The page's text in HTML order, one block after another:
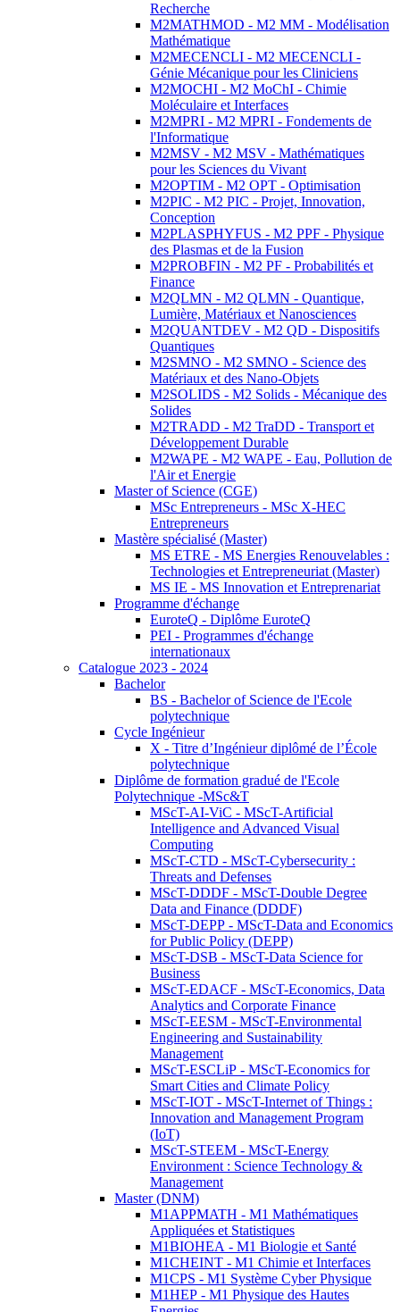
Recherche
M2MATHMOD - M2 MM - Modélisation
Mathématique
M2MECENCLI - M2 MECENCLI -
Génie Mécanique pour les Cliniciens
M2MOCHI - M2 MoChI - Chimie
Moléculaire et Interfaces
M2MPRI - M2 MPRI - Fondements de
l'Informatique
M2MSV - M2 MSV - Mathématiques
pour les Sciences du Vivant
M2OPTIM - M2 OPT - Optimisation
M2PIC - M2 PIC - Projet, Innovation,
Conception
M2PLASPHYFUS - M2 PPF - Physique
des Plasmas et de la Fusion
M2PROBFIN - M2 PF - Probabilités et
Finance
M2QLMN - M2 QLMN - Quantique,
Lumière, Matériaux et Nanosciences
M2QUANTDEV - M2 QD - Dispositifs
Quantiques
M2SMNO - M2 SMNO - Science des
Matériaux et des Nano-Objets
M2SOLIDS - M2 Solids - Mécanique des
Solides
M2TRADD - M2 TraDD - Transport et
Développement Durable
M2WAPE - M2 WAPE - Eau, Pollution de
l'Air et Energie
Master of Science (CGE)
MSc Entrepreneurs - MSc X-HEC
Entrepreneurs
Mastère spécialisé (Master)
MS ETRE - MS Energies Renouvelables :
Technologies et Entrepreneuriat (Master)
MS IE - MS Innovation et Entreprenariat
Programme d'échange
EuroteQ - Diplôme EuroteQ
PEI - Programmes d'échange
internationaux
Catalogue 2023 - 2024
Bachelor
BS - Bachelor of Science de l'Ecole
polytechnique
Cycle Ingénieur
X - Titre d’Ingénieur diplômé de l’École
polytechnique
Diplôme de formation gradué de l'Ecole
Polytechnique -MSc&T
MScT-AI-ViC - MScT-Artificial
Intelligence and Advanced Visual
Computing
MScT-CTD - MScT-Cybersecurity :
Threats and Defenses
MScT-DDDF - MScT-Double Degree
Data and Finance (DDDF)
MScT-DEPP - MScT-Data and Economics
for Public Policy (DEPP)
MScT-DSB - MScT-Data Science for
Business
MScT-EDACF - MScT-Economics, Data
Analytics and Corporate Finance
MScT-EESM - MScT-Environmental
Engineering and Sustainability
Management
MScT-ESCLiP - MScT-Economics for
Smart Cities and Climate Policy
MScT-IOT - MScT-Internet of Things :
Innovation and Management Program
(IoT)
MScT-STEEM - MScT-Energy
Environment : Science Technology &
Management
Master (DNM)
M1APPMATH - M1 Mathématiques
Appliquées et Statistiques
M1BIOHEA - M1 Biologie et Santé
M1CHEINT - M1 Chimie et Interfaces
M1CPS - M1 Système Cyber Physique
M1HEP - M1 Physique des Hautes